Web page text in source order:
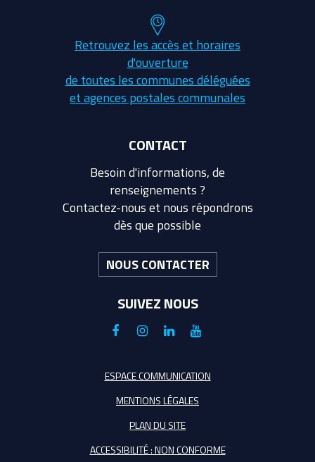
Retrouvez les accès et horaires
d'ouverture
de toutes les communes déléguées
et agences postales communales
CONTACT
Besoin d'informations, de
renseignements ?
Contactez-nous et nous répondrons
dès que possible
NOUS CONTACTER
SUIVEZ NOUS
Lien
le
Facebook
Lien
le
compte
Instagram
Lien
le
compte
Linkedin
Lien
la
Youtube
ESPACE COMMUNICATION
MENTIONS LÉGALES
PLAN DU SITE
ACCESSIBILITÉ : NON CONFORME